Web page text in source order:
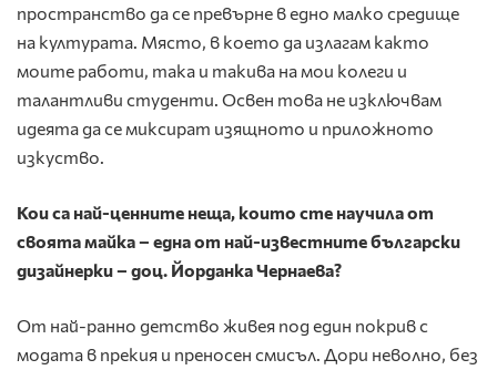
пространство да се превърне в едно малко средище
на културата. Място, в което да излагам както
моите работи, така и такива на мои колеги и
талантливи студенти. Освен това не изключвам
идеята да се миксират изящното и приложното
изкуство.
Кои са най-ценните неща, които сте научила от
своята майка – една от най-известните български
дизайнерки – доц. Йорданка Чернаева?
От най-ранно детство живея под един покрив с
модата в прекия и преносен смисъл. Дори неволно, без